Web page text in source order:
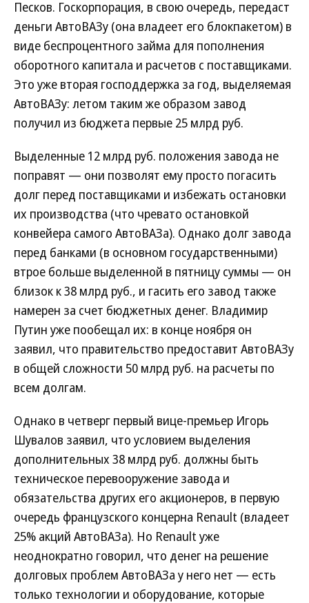
Песков. Госкорпорация, в свою очередь, передаст
деньги АвтоВАЗу (она владеет его блокпакетом) в
виде беспроцентного займа для пополнения
оборотного капитала и расчетов с поставщиками.
Это уже вторая господдержка за год, выделяемая
АвтоВАЗу: летом таким же образом завод
получил из бюджета первые 25 млрд руб.
Выделенные 12 млрд руб. положения завода не
поправят — они позволят ему просто погасить
долг перед поставщиками и избежать остановки
их производства (что чревато остановкой
конвейера самого АвтоВАЗа). Однако долг завода
перед банками (в основном государственными)
втрое больше выделенной в пятницу суммы — он
близок к 38 млрд руб., и гасить его завод также
намерен за счет бюджетных денег. Владимир
Путин уже пообещал их: в конце ноября он
заявил, что правительство предоставит АвтоВАЗу
в общей сложности 50 млрд руб. на расчеты по
всем долгам.
Однако в четверг первый вице-премьер Игорь
Шувалов заявил, что условием выделения
дополнительных 38 млрд руб. должны быть
техническое перевооружение завода и
обязательства других его акционеров, в первую
очередь французского концерна Renault (владеет
25% акций АвтоВАЗа). Но Renault уже
неоднократно говорил, что денег на решение
долговых проблем АвтоВАЗа у него нет — есть
только технологии и оборудование, которые